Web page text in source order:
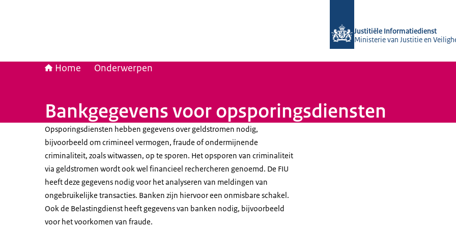
Justitiële Informatiedienst
Ministerie van Justitie en
Home Onderwerpen
Bankgegevens voor opsporingsdiensten
Opsporingsdiensten hebben gegevens over geldstromen nodig,
bijvoorbeeld om crimineel vermogen, fraude of ondermijnende
criminaliteit, zoals witwassen, op te sporen. Het opsporen van criminaliteit
via geldstromen wordt ook wel financieel rechercheren genoemd. De FIU
heeft deze gegevens nodig voor het analyseren van meldingen van
ongebruikelijke transacties. Banken zijn hiervoor een onmisbare schakel.
Ook de Belastingdienst heeft gegevens van banken nodig, bijvoorbeeld
voor het voorkomen van fraude.